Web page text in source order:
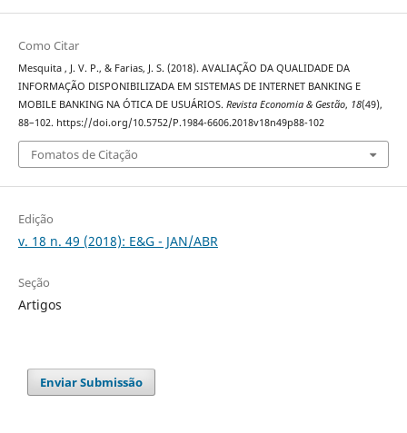
Como Citar
Mesquita , J. V. P., & Farias, J. S. (2018). AVALIAÇÃO DA QUALIDADE DA
INFORMAÇÃO DISPONIBILIZADA EM SISTEMAS DE INTERNET BANKING E
MOBILE BANKING NA ÓTICA DE USUÁRIOS. Revista Economia & Gestão, 18(49),
88–102. https://doi.org/10.5752/P.1984-6606.2018v18n49p88-102
Fomatos de Citação
Edição
v. 18 n. 49 (2018): E&G - JAN/ABR
Seção
Artigos
Enviar Submissão